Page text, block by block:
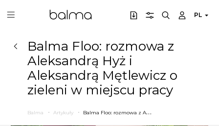
PL
Balma Floo: rozmowa z
Aleksandrą Hyż i
Aleksandrą Mętlewicz o
zieleni w miejscu pracy
Balma Artykuły B
alma Floo: rozmowa z Aleksandrą Hyż i Aleksandrą Mętlewicz o zieleni w miejscu pracy